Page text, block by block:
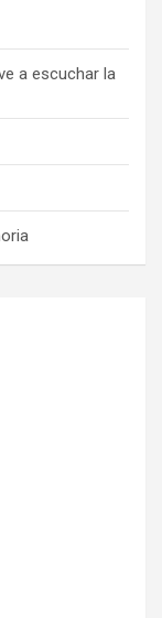
a escuchar la